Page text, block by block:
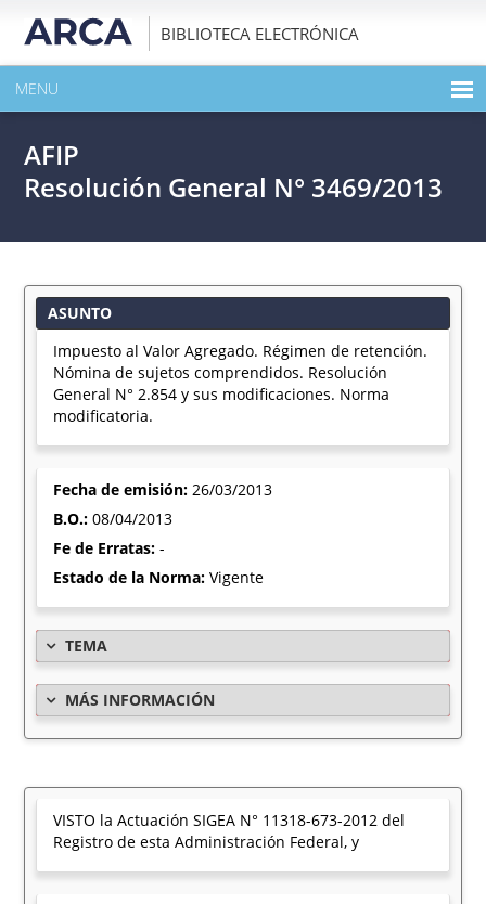
BIBLIOTECA ELECTRÓNICA
MENU
EXPANDIR TODO EL CONTENIDO DE LA PUBLICACIÓN
AFIP
Resolución General N° 3469/2013
ASUNTO
Impuesto al Valor Agregado. Régimen de retención.
Nómina de sujetos comprendidos. Resolución
General N° 2.854 y sus modificaciones. Norma
modificatoria.
Fecha de emisión:26/03/2013
B.O.:08/04/2013
Fe de Erratas:-
Estado de la Norma:Vigente
TEMA
MÁS INFORMACIÓN
VISTO la Actuación SIGEA N° 11318-673-2012 del
Registro de esta Administración Federal, y